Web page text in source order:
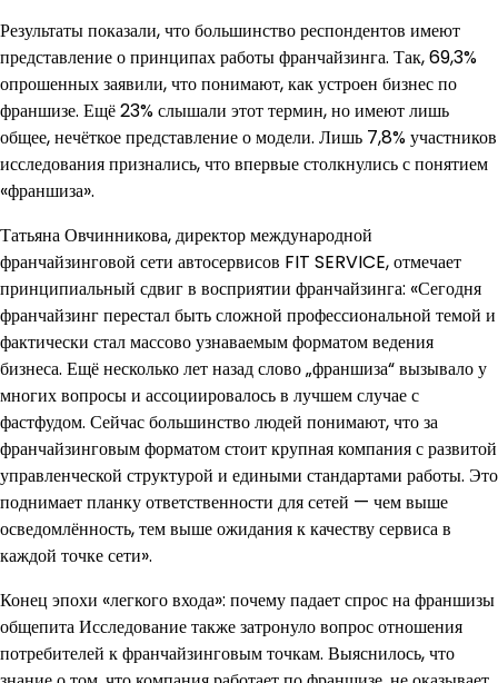
Результаты показали, что большинство респондентов имеют
представление о принципах работы франчайзинга. Так, 69,3%
опрошенных заявили, что понимают, как устроен бизнес по
франшизе. Ещё 23% слышали этот термин, но имеют лишь
общее, нечёткое представление о модели. Лишь 7,8% участников
исследования признались, что впервые столкнулись с понятием
«франшиза».
Татьяна Овчинникова, директор международной
франчайзинговой сети автосервисов FIT SERVICE, отмечает
принципиальный сдвиг в восприятии франчайзинга: «Сегодня
франчайзинг перестал быть сложной профессиональной темой и
фактически стал массово узнаваемым форматом ведения
бизнеса. Ещё несколько лет назад слово „франшиза“ вызывало у
многих вопросы и ассоциировалось в лучшем случае с
фастфудом. Сейчас большинство людей понимают, что за
франчайзинговым форматом стоит крупная компания с развитой
управленческой структурой и едиными стандартами работы. Это
поднимает планку ответственности для сетей — чем выше
осведомлённость, тем выше ожидания к качеству сервиса в
каждой точке сети».
Конец эпохи «легкого входа»: почему падает спрос на франшизы
общепита Исследование также затронуло вопрос отношения
потребителей к франчайзинговым точкам. Выяснилось, что